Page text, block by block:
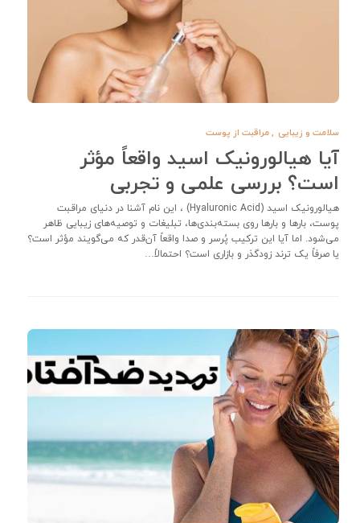
سلامت و زیبایی ,مراقبت از پوست
آیا هیالورونیک اسید واقعاً مؤثر
است؟ بررسی علمی و تجربی
هیالورونیک اسید (Hyaluronic Acid) ، این نام آشنا در دنیای مراقبت
پوست، بارها و بارها روی بسته‌بندی‌ها، تبلیغات و توصیه‌های زیبایی ظاهر
می‌شود. اما آیا این ترکیب پُرسر و صدا واقعاً آن‌قدر که می‌گویند مؤثر است؟
یا صرفاً یک ترند زودگذر و بازاری است؟ احتمالاً…